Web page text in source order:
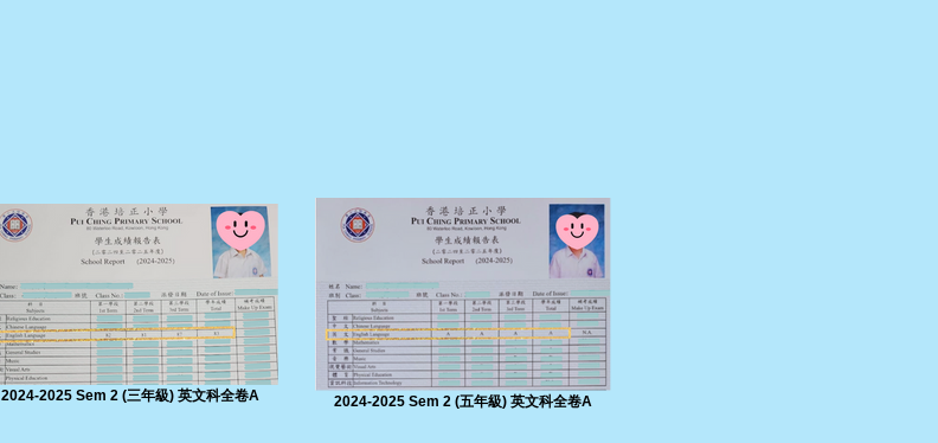
2024-2025 Sem 2 (三年級) 英文科全卷A 2024-2025 Sem 2 (五年級) 英文科全卷A